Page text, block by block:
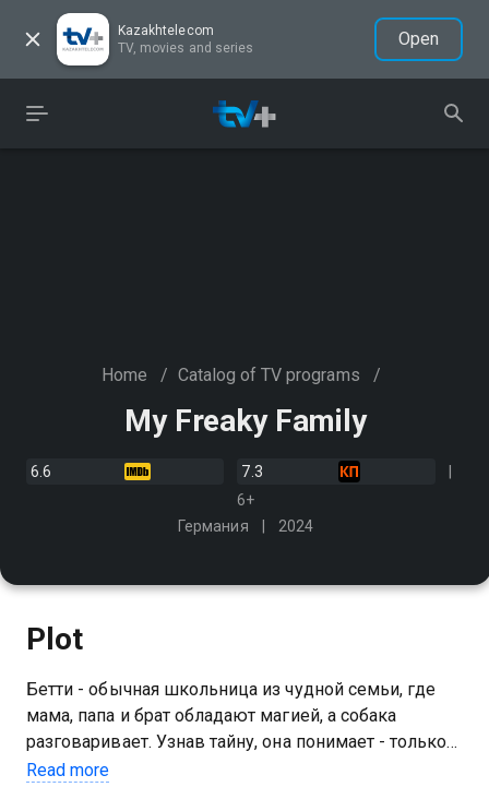
Kazakhtelecom
TV, movies and series
Open
Home / Catalog of TV programs /
My Freaky Family
6.6
7.3
6+
Германия
2024
Plot
Бетти - обычная школьница из чудной семьи, где
мама, папа и брат обладают магией, а собака
разговаривает. Узнав тайну, она понимает - только
она может спасти мир, сыграв старинную песню,
Read more